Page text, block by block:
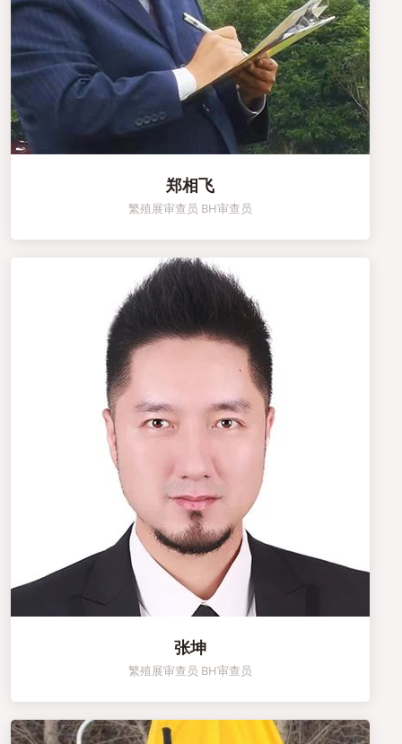
郑相飞
繁殖展审查员 BH审查员
张坤
繁殖展审查员 BH审查员